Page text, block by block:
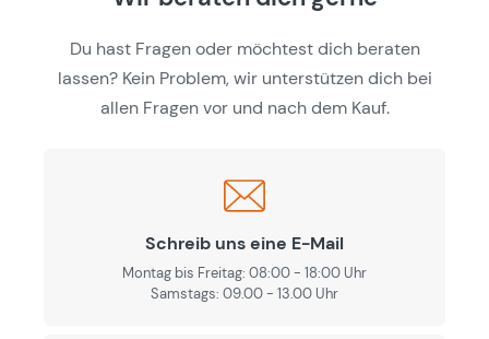
Du hast Fragen oder möchtest dich beraten
lassen? Kein Problem, wir unterstützen dich bei
allen Fragen vor und nach dem Kauf.
Schreib uns eine E-Mail
Montag bis Freitag: 08:00 - 18:00 Uhr
Samstags: 09.00 - 13.00 Uhr